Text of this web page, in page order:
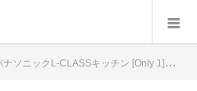
ナソニックL-CLASSキッチン [Only 1]ご提案